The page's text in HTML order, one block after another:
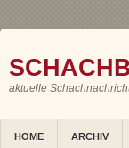
aktuelle
HOME ARCHIV